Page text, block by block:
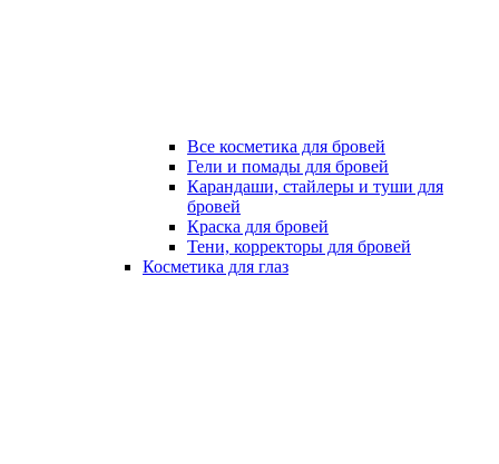
Все косметика для бровей
Гели и помады для бровей
Карандаши, стайлеры и туши для
бровей
Краска для бровей
Тени, корректоры для бровей
Косметика для глаз